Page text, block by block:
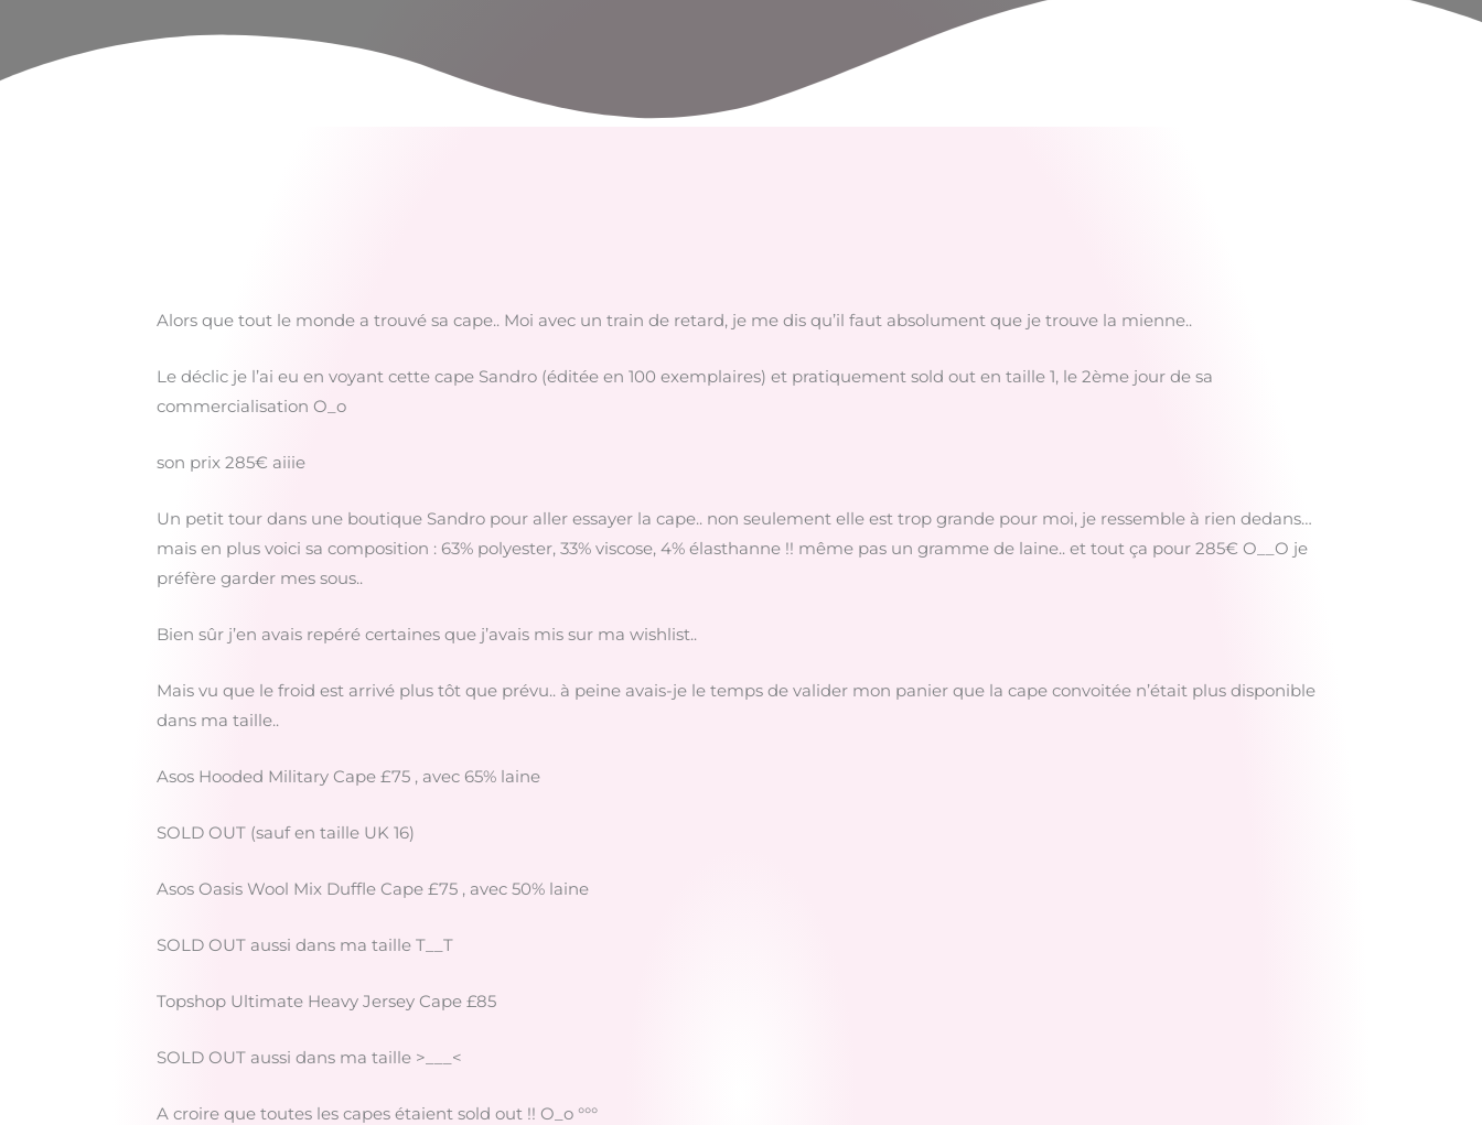
Alors que tout le monde a trouvé sa cape.. Moi avec un train de retard, je me dis qu’il faut absolument que je trouve la mienne..
Le déclic je l’ai eu en voyant cette cape Sandro (éditée en 100 exemplaires) et pratiquement sold out en taille 1, le 2ème jour de sa
commercialisation O_o
son prix 285€ aiiie
Un petit tour dans une boutique Sandro pour aller essayer la cape.. non seulement elle est trop grande pour moi, je ressemble à rien dedans…
mais en plus voici sa composition : 63% polyester, 33% viscose, 4% élasthanne !! même pas un gramme de laine.. et tout ça pour 285€ O__O je
préfère garder mes sous..
Bien sûr j’en avais repéré certaines que j’avais mis sur ma wishlist..
Mais vu que le froid est arrivé plus tôt que prévu.. à peine avais-je le temps de valider mon panier que la cape convoitée n’était plus disponible
dans ma taille..
Asos Hooded Military Cape £75 , avec 65% laine
SOLD OUT (sauf en taille UK 16)
Asos Oasis Wool Mix Duffle Cape £75 , avec 50% laine
SOLD OUT aussi dans ma taille T__T
Topshop Ultimate Heavy Jersey Cape £85
SOLD OUT aussi dans ma taille >___<
A croire que toutes les capes étaient sold out !! O_o °°°